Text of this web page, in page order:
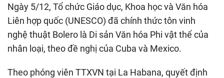
Ngày 5/12, Tổ chức Giáo dục, Khoa học và Văn hóa
Liên hợp quốc (UNESCO) đã chính thức tôn vinh
nghệ thuật Bolero là Di sản Văn hóa Phi vật thể của
nhân loại, theo đề nghị của Cuba và Mexico.
Theo phóng viên TTXVN tại La Habana, quyết định